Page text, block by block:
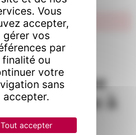
la fiche : F13212.xml
un
ou une
? Accédez à
Vous
accepter,
gérer vos
par
finalité ou
votre
sans
accepter.
Tout accepter